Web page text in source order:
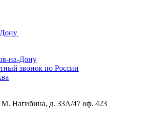
на-Дону
звонок по России
М. Нагибина, д. 33А/47 оф. 423